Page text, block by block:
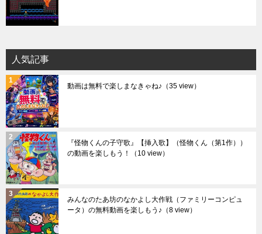
人気記事
動画は無料で楽しまなきゃね♪ （35 view）
『怪物くんの子守歌』【挿入歌】（怪物くん（第1作））
の動画を楽しもう！
（10 view）
みんなのたあ坊のなかよし大作戦（ファミリーコンピュ
ータ）の無料動画を楽しもう♪ （8 view）